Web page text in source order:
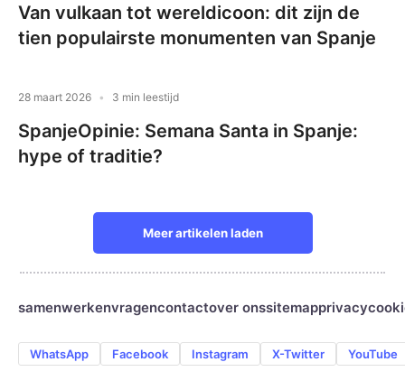
Van vulkaan tot wereldicoon: dit zijn de
tien populairste monumenten van Spanje
28 maart 2026 3 min leestijd
SpanjeOpinie: Semana Santa in Spanje:
hype of traditie?
Meer artikelen laden
samenwerkenvragencontactover onssitemapprivacy
WhatsApp Facebook Instagram X-Twitter YouTube